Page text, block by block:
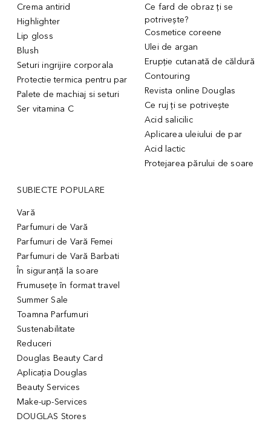
Crema antirid
Highlighter
Lip gloss
Blush
Seturi ingrijire corporala
Protectie termica pentru par
Palete de machiaj si seturi
Ser vitamina C
Ce fard de obraz ți se
potrivește?
Cosmetice coreene
Ulei de argan
Erupție cutanată de căldură
Contouring
Revista online Douglas
Ce ruj ți se potrivește
Acid salicilic
Aplicarea uleiului de par
Acid lactic
Protejarea părului de soare
SUBIECTE POPULARE
Vară
Parfumuri de Vară
Parfumuri de Vară Femei
Parfumuri de Vară Barbati
În siguranță la soare
Frumusețe în format travel
Summer Sale
Toamna Parfumuri
Sustenabilitate
Reduceri
Douglas Beauty Card
Aplicația Douglas
Beauty Services
Make-up-Services
DOUGLAS Stores